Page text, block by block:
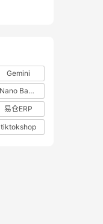
Gemini
Nano Banana
易仓ERP
tiktokshop